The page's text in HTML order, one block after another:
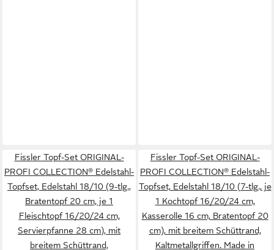
Fissler Topf-Set ORIGINAL-
PROFI COLLECTION® Edelstahl-
Topfset, Edelstahl 18/10 (9-tlg.,
Bratentopf 20 cm, je 1
Fleischtopf 16/20/24 cm,
Servierpfanne 28 cm), mit
breitem Schüttrand,
Fissler Topf-Set ORIGINAL-
PROFI COLLECTION® Edelstahl-
Topfset, Edelstahl 18/10 (7-tlg., je
1 Kochtopf 16/20/24 cm,
Kasserolle 16 cm, Bratentopf 20
cm), mit breitem Schüttrand,
Kaltmetallgriffen. Made in